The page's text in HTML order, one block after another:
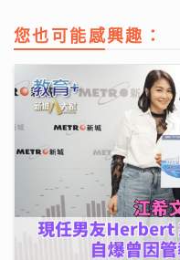
您也可能感興趣：